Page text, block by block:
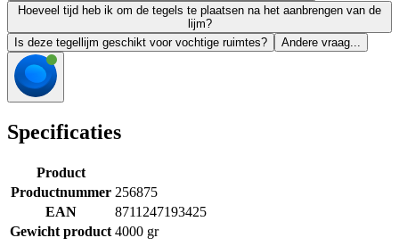
Hoeveel tijd heb ik om de tegels te plaatsen na het aanbrengen van de
lijm?
Is deze tegellijm geschikt voor vochtige ruimtes?
Andere vraag...
Specificaties
Product
Productnummer 256875
EAN
8711247193425
Gewicht product 4000 gr